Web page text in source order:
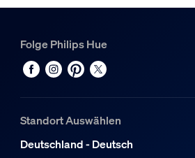
Nutzlebensdauer
Nennlebensdauer
25.000
Zusatzfunktion/
Drehbar (links-rechts), Neigbar
Folge Philips Hue
Standort Auswählen
Deutschland - Deutsch